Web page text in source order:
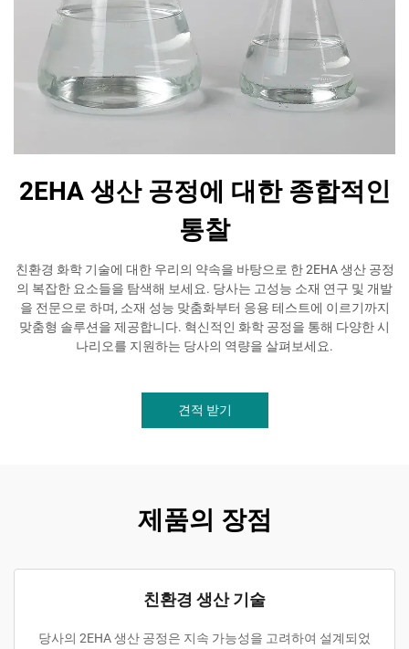
2EHA 생산 공정에 대한 종합적인
통찰
친환경 화학 기술에 대한 우리의 약속을 바탕으로 한 2EHA 생산 공정
의 복잡한 요소들을 탐색해 보세요. 당사는 고성능 소재 연구 및 개발
을 전문으로 하며, 소재 성능 맞춤화부터 응용 테스트에 이르기까지
맞춤형 솔루션을 제공합니다. 혁신적인 화학 공정을 통해 다양한 시
나리오를 지원하는 당사의 역량을 살펴보세요.
견적 받기
제품의 장점
친환경 생산 기술
당사의 2EHA 생산 공정은 지속 가능성을 고려하여 설계되었